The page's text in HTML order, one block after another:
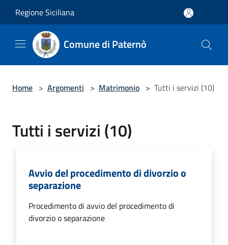
Regione Siciliana
Comune di Paternò
Home > Argomenti > Matrimonio > Tutti i servizi (10)
Tutti i servizi (10)
Avvio del procedimento di divorzio o
separazione
Procedimento di avvio del procedimento di
divorzio o separazione